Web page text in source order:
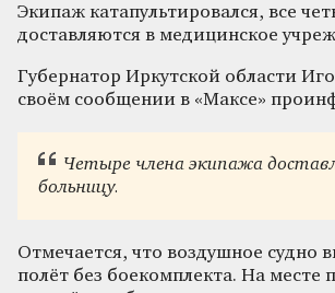
Экипаж катапультировался, все
доставляются в медицинское
Губернатор Иркутской области
своём сообщении в «Максе»
Четыре члена экипажа
больницу.
Отмечается, что воздушное судно
полёт без боекомплекта. На месте